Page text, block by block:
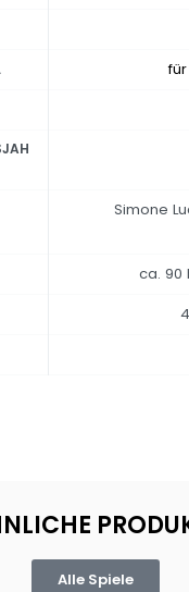
Simone
ca. 90
Alle Spiele